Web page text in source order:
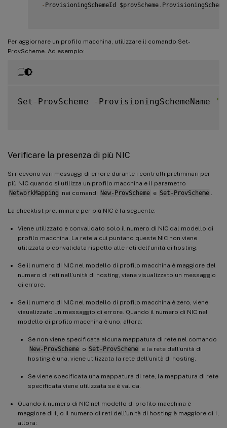
- ProvisioningSchemeId $provScheme .
Per aggiornare un profilo macchina, utilizzare il comando Set-
ProvScheme. Ad esempio:
Set - ProvScheme - ProvisioningSchemeName
Verificare la presenza di più NIC
Si ricevono vari messaggi di errore durante i controlli preliminari per
più NIC quando si utilizza un profilo macchina e il parametro
NetworkMapping nei comandi New-ProvScheme e Set-ProvScheme
La checklist preliminare per più NIC è la seguente:
Viene utilizzato e convalidato solo il numero di NIC dal modello di
profilo macchina. La rete a cui puntano queste NIC non viene
utilizzata o convalidata rispetto alle reti dell’unità di hosting.
Se il numero di NIC nel modello di profilo macchina è maggiore del
numero di reti nell’unità di hosting, viene visualizzato un messaggio
di errore.
Se il numero di NIC nel modello di profilo macchina è zero, viene
visualizzato un messaggio di errore. Quando il numero di NIC nel
modello di profilo macchina è uno, allora:
Se non viene specificata alcuna mappatura di rete nel comando
New-ProvScheme o Set-ProvScheme e la rete dell’unità di
hosting è una, viene utilizzata la rete dell’unità di hosting.
Se viene specificata una mappatura di rete, la mappatura di rete
specificata viene utilizzata se è valida.
Quando il numero di NIC nel modello di profilo macchina è
maggiore di 1, o il numero di reti dell’unità di hosting è maggiore di 1,
allora: